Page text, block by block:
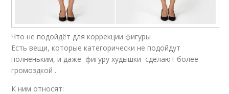
Что не подойдёт для коррекции фигуры
Есть вещи, которые категорически не подойдут
полненьким, и даже фигуру худышки сделают более
громоздкой .
К ним относят: